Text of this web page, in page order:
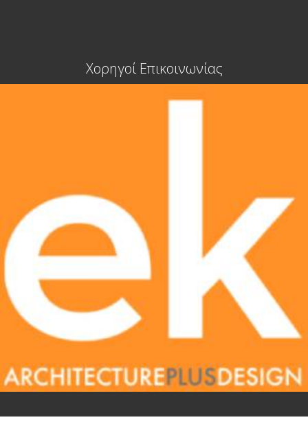
Χορηγοί Επικοινωνίας